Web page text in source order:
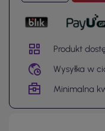
Produkt
Wysyłka w
Minimalna